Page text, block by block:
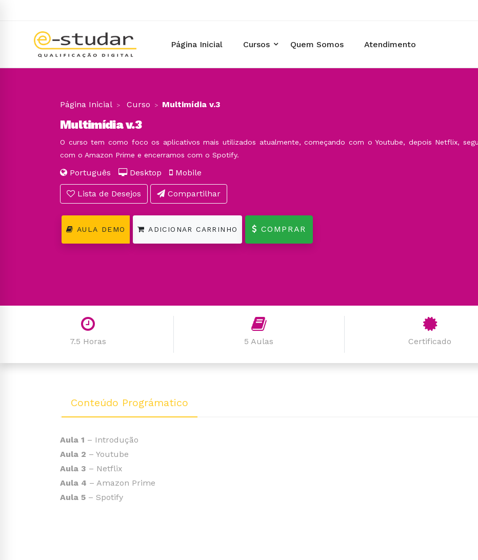
Página Inicial Cursos Quem Somos Atendimento
Página Inicial Curso Multimídia v.3
Multimídia v.3
O curso tem como foco os aplicativos mais utilizados atualmente, começando com o Youtube, depois Netflix,
com o Amazon Prime e encerramos com o Spotify.
Português Desktop Mobile
Lista de Desejos Compartilhar
AULA DEMO ADICIONAR CARRINHO COMPRAR
7.5 Horas 5 Aulas Certificado
Conteúdo Prográmatico
Aula 1 – Introdução
Aula 2 – Youtube
Aula 3 – Netflix
Aula 4 – Amazon Prime
Aula 5 – Spotify